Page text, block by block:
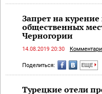
Запрет на курение
общественных
Черногории
14.08.2019 20:30
Поделиться: ЕЩЕ
Турецкие отели